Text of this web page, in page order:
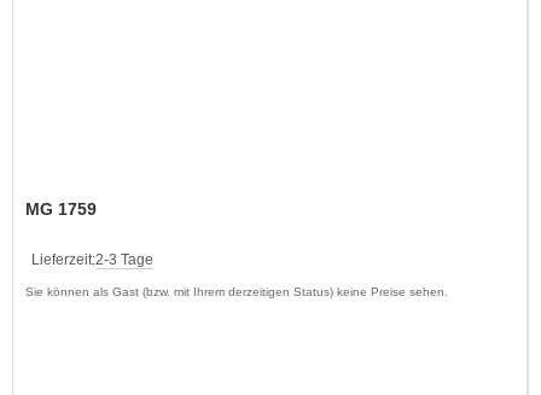
MG 1759
Lieferzeit:2-3 Tage
Sie können als Gast (bzw. mit Ihrem derzeitigen Status) keine Preise sehen.